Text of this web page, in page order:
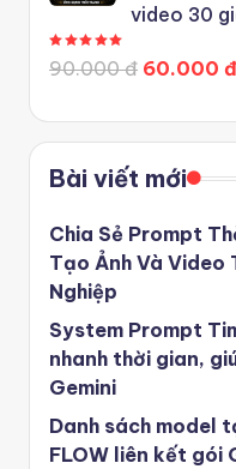
video 30
90.000 đ 60.000 đ
Bài viết mới
Chia Sẻ Prompt
Tạo Ảnh Và Video
Nghiệp
System Prompt
nhanh thời gian,
Gemini
Danh sách model
FLOW liên kết gói